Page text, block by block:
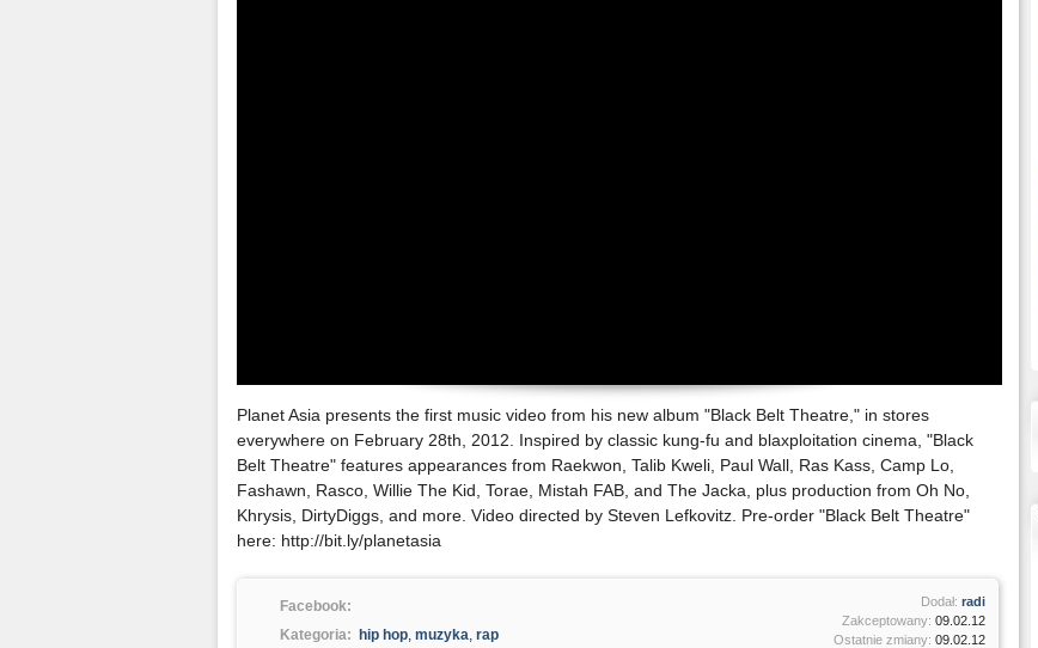
Planet Asia presents the first music video from his new album "Black Belt Theatre," in stores
everywhere on February 28th, 2012. Inspired by classic kung-fu and blaxploitation cinema, "Black
Belt Theatre" features appearances from Raekwon, Talib Kweli, Paul Wall, Ras Kass, Camp Lo,
Fashawn, Rasco, Willie The Kid, Torae, Mistah FAB, and The Jacka, plus production from Oh No,
Khrysis, DirtyDiggs, and more. Video directed by Steven Lefkovitz. Pre-order "Black Belt Theatre"
here: http://bit.ly/planetasia
Facebook:
Kategoria:
hip hop, muzyka, rap
Dodał: radi
Zakceptowany: 09.02.12
Ostatnie zmiany: 09.02.12